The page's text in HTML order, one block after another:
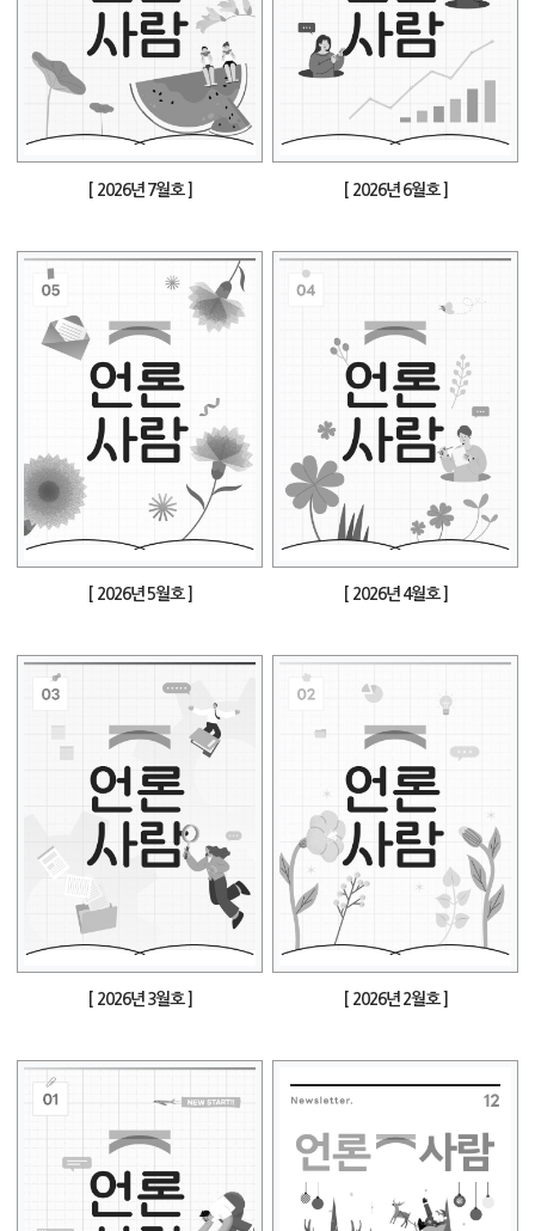
[ 2026년 7월호 ] [ 2026년 6월호 ]
[ 2026년 5월호 ] [ 2026년 4월호 ]
[ 2026년 3월호 ] [ 2026년 2월호 ]